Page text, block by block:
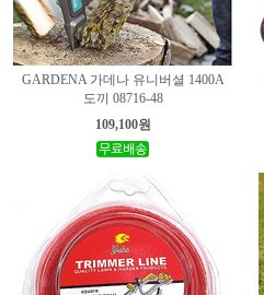
GARDENA 가데나 유니버셜 1400A
도끼 08716-48
109,100원